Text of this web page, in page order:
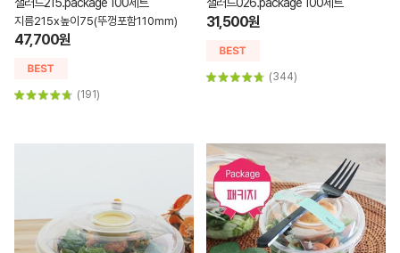
샐러드215.package 100세트
지름215x높이75(뚜껑포함110mm)
47,700원
(191)
샐러드026.package 100세트
31,500원
(344)